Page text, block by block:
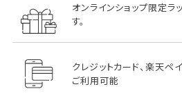
オンラインショップ限定
す。
クレジットカード、楽天
ご利用可能